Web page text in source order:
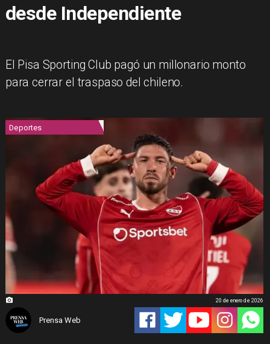
desde Independiente
El Pisa Sporting Club pagó un millonario monto
para cerrar el traspaso del chileno.
Deportes
Prensa Web
20 de enero de 2026